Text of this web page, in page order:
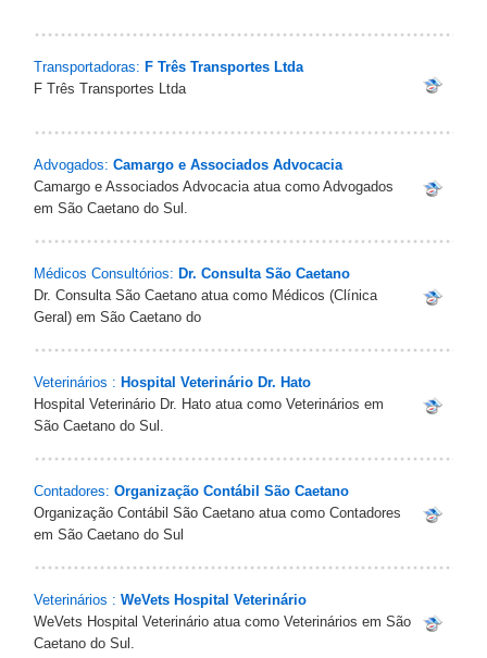
Transportadoras: F Três Transportes Ltda
F Três Transportes Ltda
Advogados: Camargo e Associados Advocacia
Camargo e Associados Advocacia atua como Advogados
em São Caetano do Sul.
Médicos Consultórios: Dr. Consulta São Caetano
Dr. Consulta São Caetano atua como Médicos (Clínica
Geral) em São Caetano do
Veterinários : Hospital Veterinário Dr. Hato
Hospital Veterinário Dr. Hato atua como Veterinários em
São Caetano do Sul.
Contadores: Organização Contábil São Caetano
Organização Contábil São Caetano atua como Contadores
em São Caetano do Sul
Veterinários : WeVets Hospital Veterinário
WeVets Hospital Veterinário atua como Veterinários em São
Caetano do Sul.